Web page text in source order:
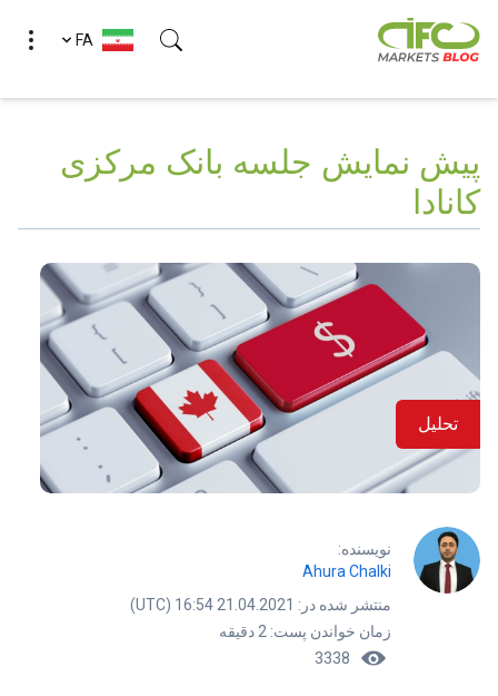
FA
پیش نمایش جلسه بانک مرکزی
کانادا
تحلیل
نویسنده:
Ahura Chalki
منتشر شده در: 21.04.2021 16:54 (UTC)
زمان خواندن پست: 2 دقیقه
3338